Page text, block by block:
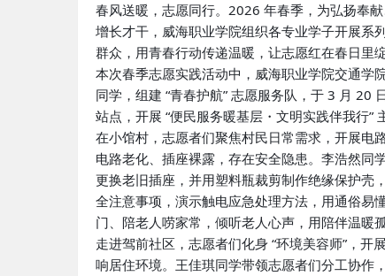
春风送暖，志愿同行。2026 年春季，为弘扬奉
增长才干，威海职业学院组织各专业学子开展系
群众，用青春行动传递温暖，让志愿红在春日里
本次春季志愿实践活动中，威海职业学院交通学
同学，组建 “青春护航” 志愿服务队，于 3 月 20
站点，开展 “便民服务暖基层・文明实践伴我行”
在小馆村，志愿者们聚焦村民日常需求，开展电
电路老化、插座裸露，存在安全隐患。李浩然同
更换老旧插座，并用塑料瓶裁剪制作绝缘保护壳
全注意事项，演示触电应急处理方法，用通俗易
门、陪老人唠家常，倾听老人心声，用陪伴温暖
走进驾前社区，志愿者们化身 “环境美容师”，
响居住环境。王佳琪同学带领志愿者们分工协作